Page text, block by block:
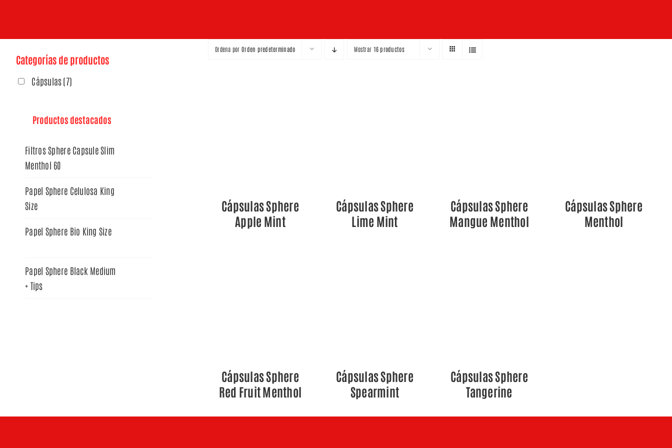
Ordena por Orden predeterminado Mostrar 16 productos
Cápsulas Sphere
Apple Mint
Cápsulas Sphere
Lime Mint
Cápsulas Sphere
Mangue Menthol
Cápsulas Sphere
Menthol
Cápsulas Sphere
Red Fruit Menthol
Cápsulas Sphere
Spearmint
Cápsulas Sphere
Tangerine
Categorías de productos
Cápsulas(7)
Productos destacados
Filtros Sphere Capsule Slim
Menthol 60
Papel Sphere Celulosa King
Size
Papel Sphere Bio King Size
Papel Sphere Black Medium
+ Tips